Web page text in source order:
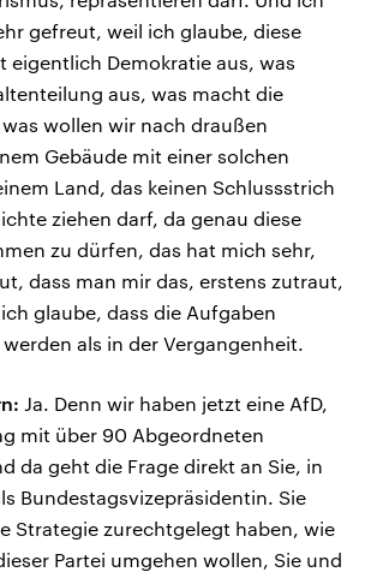
gefreut, weil ich glaube, diese
eigentlich Demokratie aus, was
aus, was macht die
wollen wir nach draußen
Gebäude mit einer solchen
Land, das keinen Schlussstrich
ziehen darf, da genau diese
zu dürfen, das hat mich sehr,
dass man mir das, erstens zutraut,
glaube, dass die Aufgaben
als in der Vergangenheit.
Ja. Denn wir haben jetzt eine AfD,
mit über 90 Abgeordneten
da geht die Frage direkt an Sie, in
Bundestagsvizepräsidentin. Sie
Strategie zurechtgelegt haben, wie
Partei umgehen wollen, Sie und